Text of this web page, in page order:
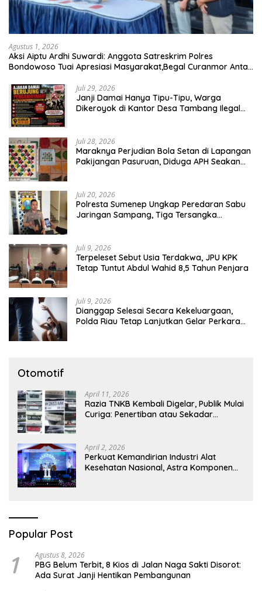
Agustus 1, 2026
Aksi Aiptu Ardhi Suwardi: Anggota Satreskrim Polres
Bondowoso Tuai Apresiasi Masyarakat,Begal Curanmor Antar
Juli 29, 2026
Janji Damai Hanya Tipu-Tipu, Warga
Dikeroyok di Kantor Desa Tambang Ilegal
Juli 28, 2026
Maraknya Perjudian Bola Setan di Lapangan
Pakijangan Pasuruan, Diduga APH Seakan
Juli 20, 2026
Polresta Sumenep Ungkap Peredaran Sabu
Jaringan Sampang, Tiga Tersangka
Juli 9, 2026
Terpeleset Sebut Usia Terdakwa, JPU KPK
Tetap Tuntut Abdul Wahid 8,5 Tahun Penjara
Juli 9, 2026
Dianggap Selesai Secara Kekeluargaan,
Polda Riau Tetap Lanjutkan Gelar Perkara
Otomotif
April 11, 2026
Razia TNKB Kembali Digelar, Publik Mulai
Curiga: Penertiban atau Sekadar
April 2, 2026
Perkuat Kemandirian Industri Alat
Kesehatan Nasional, Astra Komponen
Popular Post
1 Agustus 8, 2026
PBG Belum Terbit, 8 Kios di Jalan Naga Sakti Disorot:
Ada Surat Janji Hentikan Pembangunan